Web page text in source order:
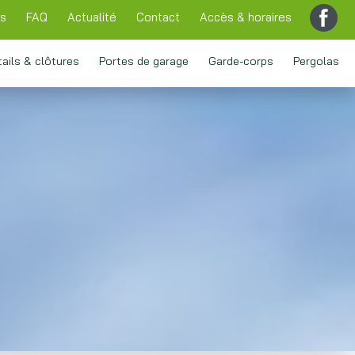
FAQ Actualité Contact Accès & horaires
& clôtures Portes de garage Garde-corps Pergolas